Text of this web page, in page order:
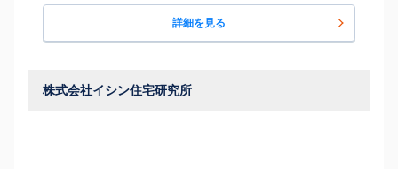
詳細を見る
株式会社イシン住宅研究所